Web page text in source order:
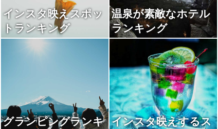
インスタ映えスポッ
トランキング
温泉が素敵なホテル
ランキング
グランピングランキ
インスタ映えするス